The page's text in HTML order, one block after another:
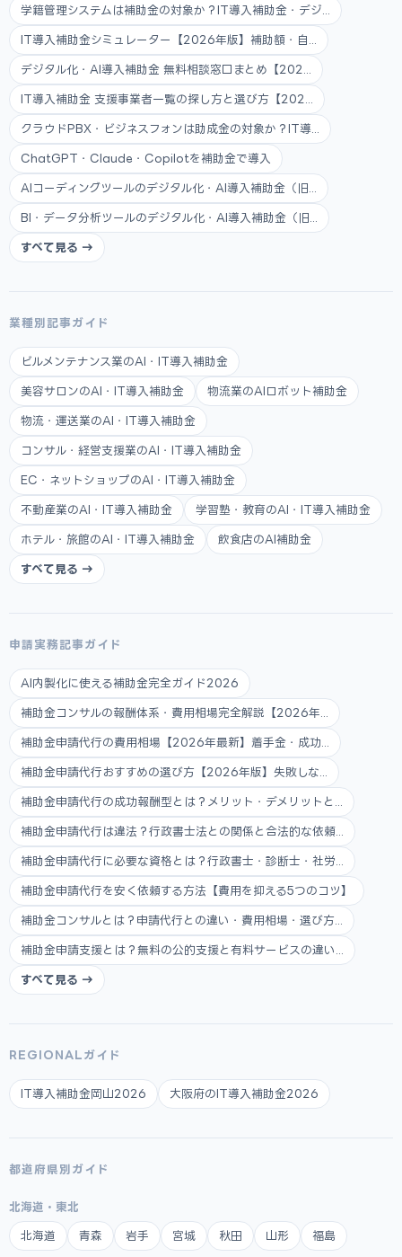
学籍管理システムは補助金の対象か？IT導入補助金・デジ...
IT導入補助金シミュレーター【2026年版】補助額・自...
デジタル化・AI導入補助金 無料相談窓口まとめ【202...
IT導入補助金 支援事業者一覧の探し方と選び方【202...
クラウドPBX・ビジネスフォンは助成金の対象か？IT導...
ChatGPT・Claude・Copilotを補助金で導入
AIコーディングツールのデジタル化・AI導入補助金（旧...
BI・データ分析ツールのデジタル化・AI導入補助金（旧...
すべて見る →
業種別記事ガイド
ビルメンテナンス業のAI・IT導入補助金
美容サロンのAI・IT導入補助金 物流業のAIロボット補助金
物流・運送業のAI・IT導入補助金
コンサル・経営支援業のAI・IT導入補助金
EC・ネットショップのAI・IT導入補助金
不動産業のAI・IT導入補助金 学習塾・教育のAI・IT導入補助金
ホテル・旅館のAI・IT導入補助金 飲食店のAI補助金
すべて見る →
申請実務記事ガイド
AI内製化に使える補助金完全ガイド2026
補助金コンサルの報酬体系・費用相場完全解説【2026年...
補助金申請代行の費用相場【2026年最新】着手金・成功...
補助金申請代行おすすめの選び方【2026年版】失敗しな...
補助金申請代行の成功報酬型とは？メリット・デメリットと...
補助金申請代行は違法？行政書士法との関係と合法的な依頼...
補助金申請代行に必要な資格とは？行政書士・診断士・社労...
補助金申請代行を安く依頼する方法【費用を抑える5つのコツ】
補助金コンサルとは？申請代行との違い・費用相場・選び方...
補助金申請支援とは？無料の公的支援と有料サービスの違い...
すべて見る →
REGIONALガイド
IT導入補助金岡山2026 大阪府のIT導入補助金2026
都道府県別ガイド
北海道・東北
北海道 青森 岩手 宮城 秋田 山形 福島